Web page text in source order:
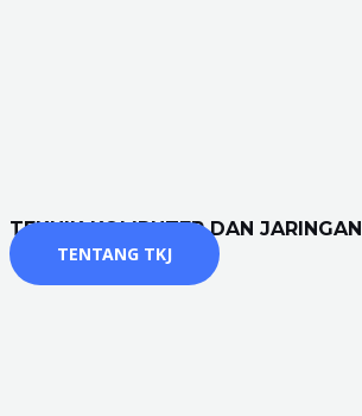
TEKNIK KOMPUTER DAN JARINGAN
TENTANG TKJ